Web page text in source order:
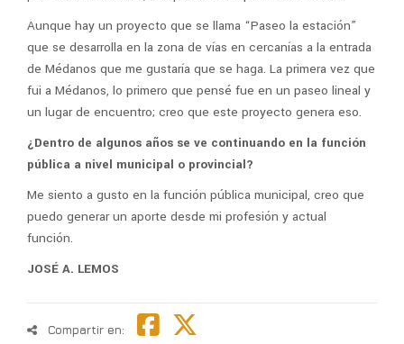
Aunque hay un proyecto que se llama “Paseo la estación”
que se desarrolla en la zona de vías en cercanías a la entrada
de Médanos que me gustaría que se haga. La primera vez que
fui a Médanos, lo primero que pensé fue en un paseo lineal y
un lugar de encuentro; creo que este proyecto genera eso.
¿Dentro de algunos años se ve continuando en la función
pública a nivel municipal o provincial?
Me siento a gusto en la función pública municipal, creo que
puedo generar un aporte desde mi profesión y actual
función.
JOSÉ A. LEMOS
Compartir en: